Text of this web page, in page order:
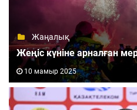
Жаңалық
Жеңіс күніне арналған
10 мамыр 2025